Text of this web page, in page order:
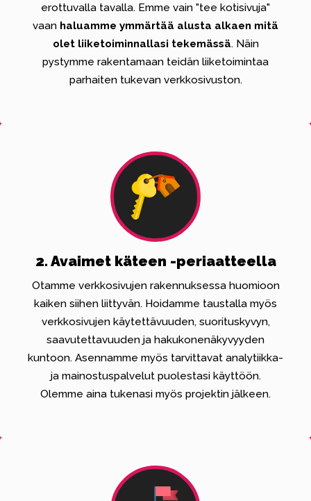
erottuvalla tavalla. Emme vain "tee kotisivuja"
vaan haluamme ymmärtää alusta alkaen mitä
olet liiketoiminnallasi tekemässä. Näin
pystymme rakentamaan teidän liiketoimintaa
parhaiten tukevan verkkosivuston.
2. Avaimet käteen -periaatteella
Otamme verkkosivujen rakennuksessa huomioon
kaiken siihen liittyvän. Hoidamme taustalla myös
verkkosivujen käytettävuuden, suorituskyvyn,
saavutettavuuden ja hakukonenäkyvyyden
kuntoon. Asennamme myös tarvittavat analytiikka-
ja mainostuspalvelut puolestasi käyttöön.
Olemme aina tukenasi myös projektin jälkeen.